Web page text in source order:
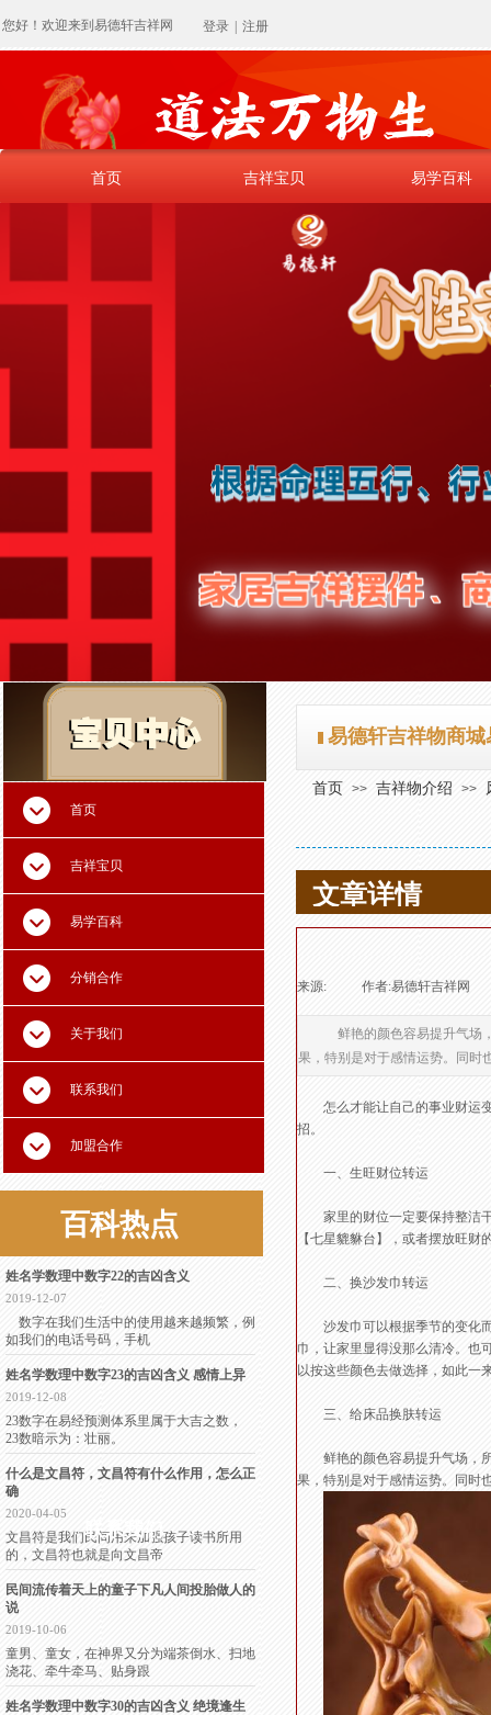
您好！欢迎来到易德轩吉祥网 登录 注册
首页 吉祥宝贝 易学百科
首页
吉祥宝贝
易学百科
分销合作
关于我们
联系我们
加盟合作
易德轩吉祥物商
首页 >> 吉祥物介绍 >>
文章详情
来源: 作者:易德轩吉祥网
鲜艳的颜色容易提升气场
果，特别是对于感情运势。同时
怎么才能让自己的事业财运变
招。
一、生旺财位转运
家里的财位一定要保持整洁干
【七星貔貅台】，或者摆放旺
二、换沙发巾转运
沙发巾可以根据季节的变化而
巾，让家里显得没那么清冷。也
以按这些颜色去做选择，如此一
三、给床品换肤转运
鲜艳的颜色容易提升气场，所
果，特别是对于感情运势。同时
百科热点
姓名学数理中数字22的吉凶含义
2019-12-07
数字在我们生活中的使用越来越频繁，例
如我们的电话号码，手机
姓名学数理中数字23的吉凶含义 感情上异
2019-12-08
23数字在易经预测体系里属于大吉之数，
23数暗示为：壮丽。
什么是文昌符，文昌符有什么作用，怎么正
确
2020-04-05
文昌符是我们民间用来加强孩子读书所用
的，文昌符也就是向文昌帝
民间流传着天上的童子下凡人间投胎做人的
说
2019-10-06
童男、童女，在神界又分为端茶倒水、扫地
浇花、牵牛牵马、贴身跟
姓名学数理中数字30的吉凶含义 绝境逢生
联系我们